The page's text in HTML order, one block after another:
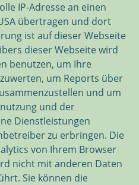
IP-Adresse an einen
übertragen und dort
ist auf dieser Webseite
dieser Webseite wird
benutzen, um Ihre
um Reports über
und um
und der
Dienstleistungen
zu erbringen. Die
von Ihrem Browser
nicht mit anderen Daten
Sie können die